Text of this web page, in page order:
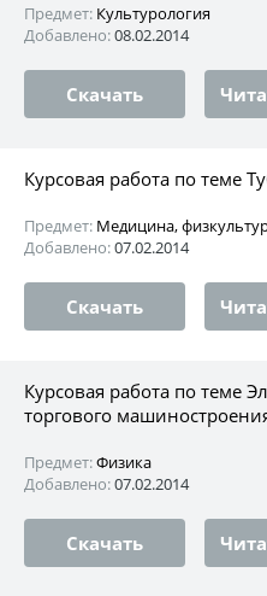
Предмет: Культурология
Добавлено:08.02.2014
Скачать
Курсовая работа по теме
Предмет: Медицина,
Добавлено:07.02.2014
Скачать
Курсовая работа по теме
торгового
Предмет:Физика
Добавлено:07.02.2014
Скачать